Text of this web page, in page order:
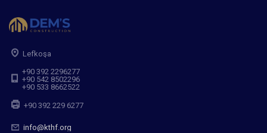
Lefkoşa
+90 392 2296277
+90 542 8502296
+90 533 8662522
+90 392 229 6277
info@kthf.org